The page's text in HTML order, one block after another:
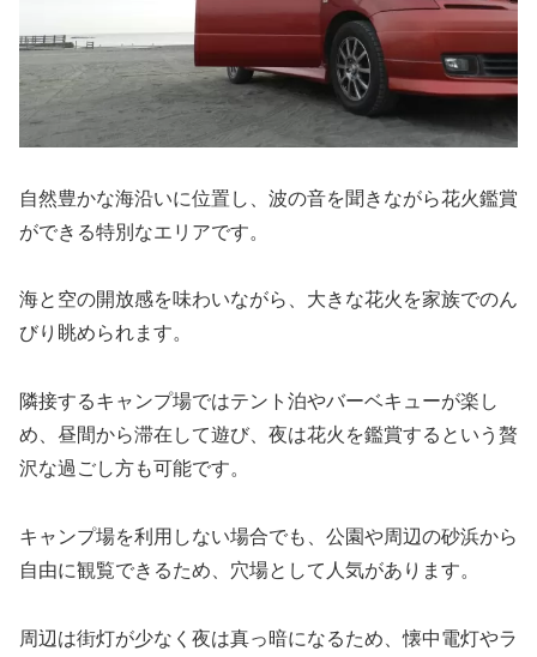
自然豊かな海沿いに位置し、波の音を聞きながら花火鑑賞
ができる特別なエリアです。
海と空の開放感を味わいながら、大きな花火を家族でのん
びり眺められます。
隣接するキャンプ場ではテント泊やバーベキューが楽し
め、昼間から滞在して遊び、夜は花火を鑑賞するという贅
沢な過ごし方も可能です。
キャンプ場を利用しない場合でも、公園や周辺の砂浜から
自由に観覧できるため、穴場として人気があります。
周辺は街灯が少なく夜は真っ暗になるため、懐中電灯やラ